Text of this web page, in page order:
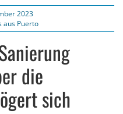
2023
aus Puerto
die
sich